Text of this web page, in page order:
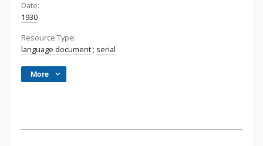
Date:
1930
Resource Type:
language document ; serial
More